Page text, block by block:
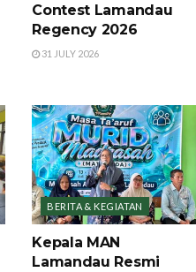
Contest Lamandau
Regency 2026
31 JULY 2026
BERITA & KEGIATAN
Kepala MAN
Lamandau Resmi